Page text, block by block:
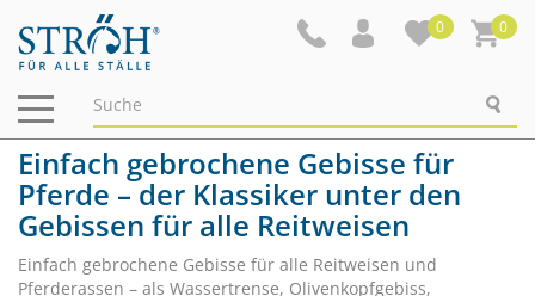
0 0
Navigation
ein-/ausblenden
Einfach gebrochene Gebisse für
Pferde – der Klassiker unter den
Gebissen für alle Reitweisen
Einfach gebrochene Gebisse für alle Reitweisen und
Pferderassen – als Wassertrense, Olivenkopfgebiss,